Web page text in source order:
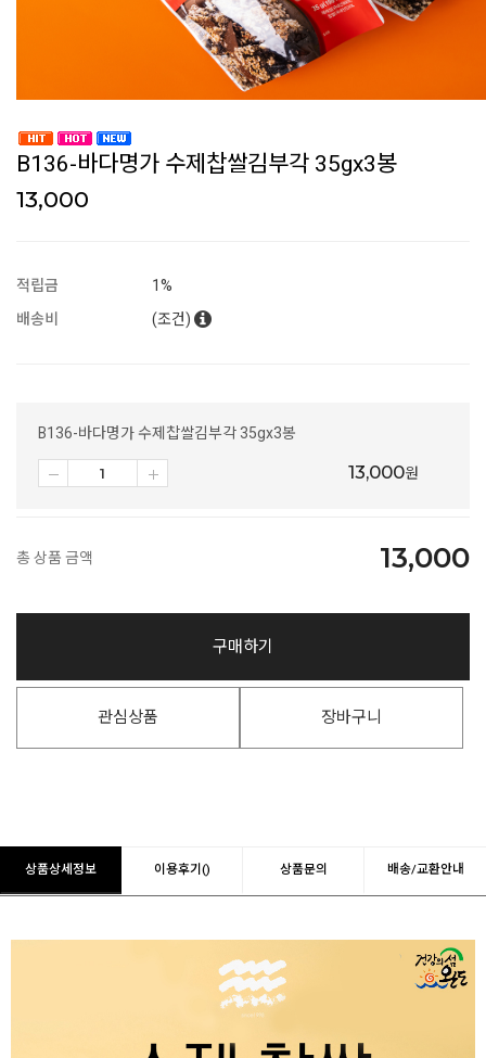
B136-바다명가 수제찹쌀김부각 35gx3봉
13,000
적립금
1%
배송비
(조건)
B136-바다명가 수제찹쌀김부각 35gx3봉
13,000원
총 상품 금액 13,000
구매하기
관심상품 장바구니
상품상세정보 이용후기() 상품문의 배송/교환안내